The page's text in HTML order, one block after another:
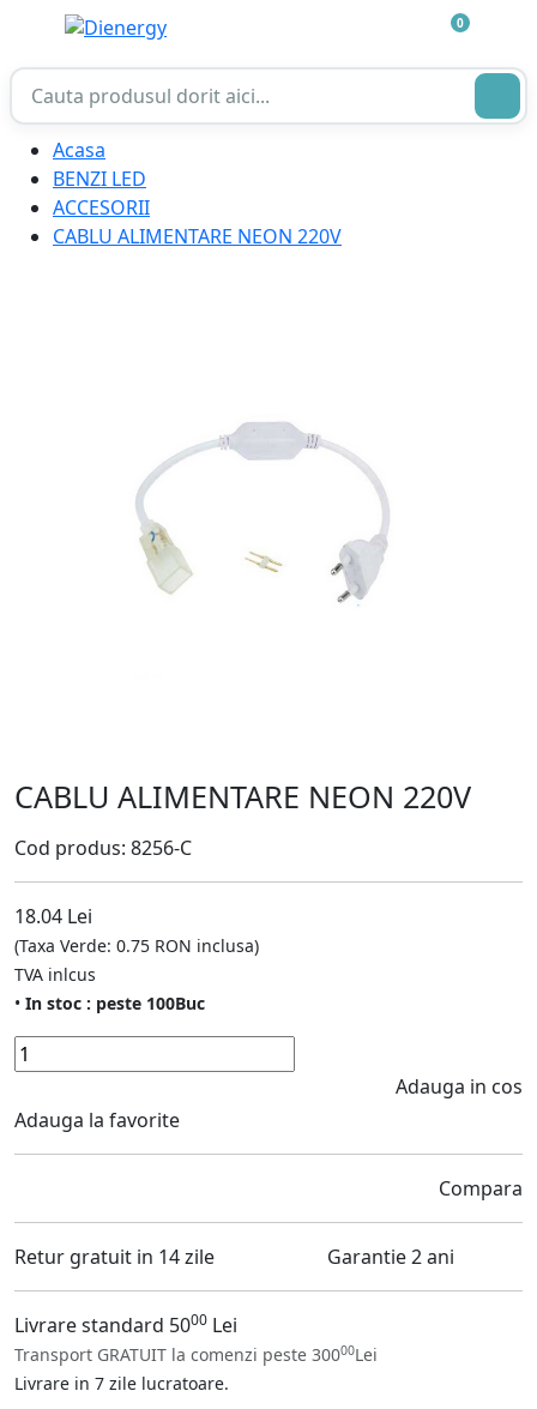
0
Acasa
BENZI LED
ACCESORII
CABLU ALIMENTARE NEON 220V
CABLU ALIMENTARE NEON 220V
Cod produs: 8256-C
18.04 Lei
(Taxa Verde: 0.75 RON inclusa)
TVA inlcus
• In stoc : peste 100Buc
Adauga in cos
Adauga la favorite
Compara
Retur gratuit in 14 zile Garantie 2 ani
Livrare standard 5000 Lei
Transport GRATUIT la comenzi peste 30000Lei
Livrare in 7 zile lucratoare.